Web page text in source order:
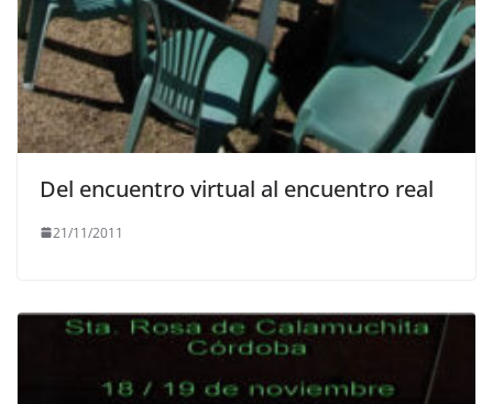
Del encuentro virtual al encuentro real
21/11/2011